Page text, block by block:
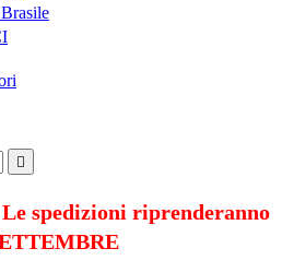

spedizioni riprenderanno